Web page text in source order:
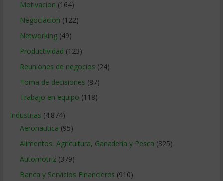
Motivacion (164)
Negociacion (122)
Networking(49)
Productividad (123)
Reuniones de negocios (24)
Toma de decisiones (87)
Trabajo en equipo (118)
Industrias (4.874)
Aeronautica (95)
Alimentos, Agricultura, Ganaderia y Pesca (325)
Automotriz(379)
Banca y Servicios Financieros (910)